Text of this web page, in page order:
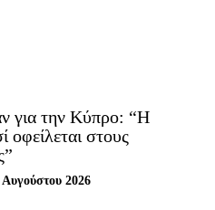
για την Κύπρο: “Η
οφείλεται στους
Αυγούστου 2026